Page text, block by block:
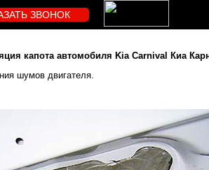
ЗВОНОК
капота автомобиля Kia Carnival Киа
шумов двигателя.